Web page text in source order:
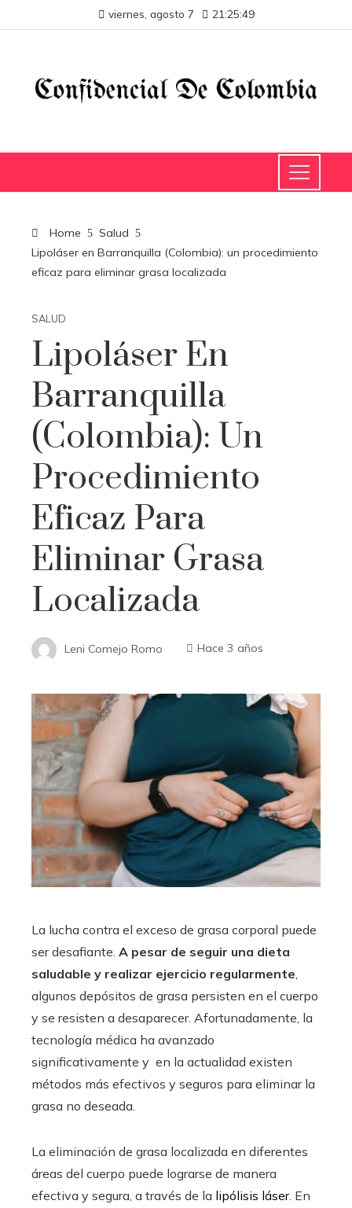
viernes, agosto 7 21:25:50
Home
Salud
Lipoláser en Barranquilla (Colombia): un procedimiento
eficaz para eliminar grasa localizada
SALUD
Lipoláser En
Barranquilla
(Colombia): Un
Procedimiento
Eficaz Para
Eliminar Grasa
Localizada
Leni Comejo Romo Hace 3 años
La lucha contra el exceso de grasa corporal puede
ser desafiante. A pesar de seguir una dieta
saludable y realizar ejercicio regularmente
algunos depósitos de grasa persisten en el cuerpo
y se resisten a desaparecer. Afortunadamente, la
tecnología médica ha avanzado
significativamente y en la actualidad existen
métodos más efectivos y seguros para eliminar la
grasa no deseada.
La eliminación de grasa localizada en diferentes
áreas del cuerpo puede lograrse de manera
efectiva y segura, a través de la lipólisis láser. En